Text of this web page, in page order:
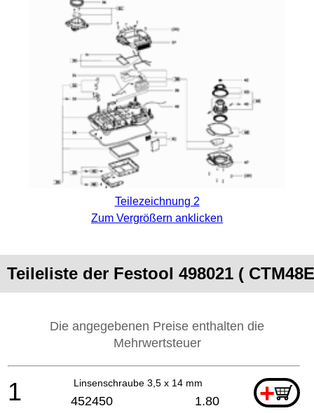
Teilezeichnung 2
Zum Vergrößern anklicken
Teileliste der Festool 498021 (
Die angegebenen Preise enthalten die
Mehrwertsteuer
Linsenschraube 3,5 x 14 mm +
1 452450 1.80